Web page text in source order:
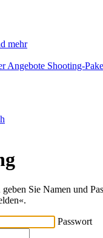
mehr
Angebote Shooting-
Sie Namen und
Passwort